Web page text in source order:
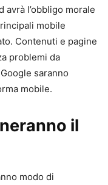
avrà l’obbligo morale
mobile
Contenuti e pagine
problemi da
saranno
mobile.
il
modo di